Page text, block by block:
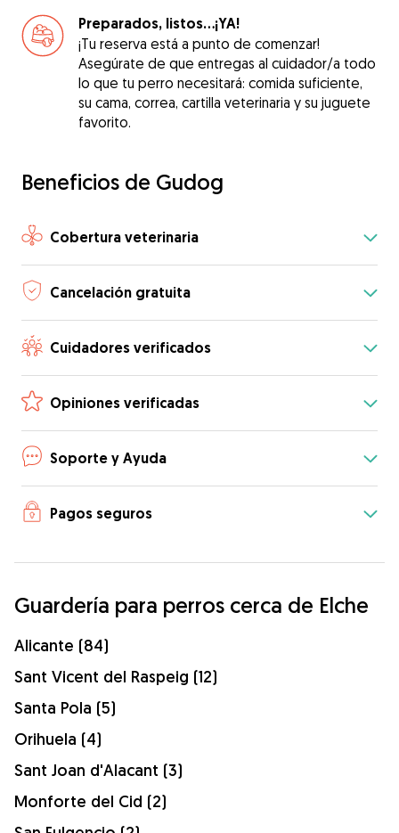
Preparados, listos...¡YA!
¡Tu reserva está a punto de comenzar!
Asegúrate de que entregas al cuidador/a todo
lo que tu perro necesitará: comida suficiente,
su cama, correa, cartilla veterinaria y su juguete
favorito.
Beneficios de Gudog
Cobertura veterinaria
Cancelación gratuita
Cuidadores verificados
Opiniones verificadas
Soporte y Ayuda
Pagos seguros
Guardería para perros cerca de Elche
Alicante (84)
Sant Vicent del Raspeig (12)
Santa Pola (5)
Orihuela (4)
Sant Joan d'Alacant (3)
Monforte del Cid (2)